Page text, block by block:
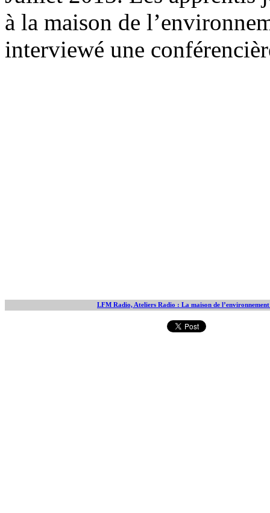
à la maison de
interviewé une
LFM Radio, Ateliers Radio : La maison de l’environnement